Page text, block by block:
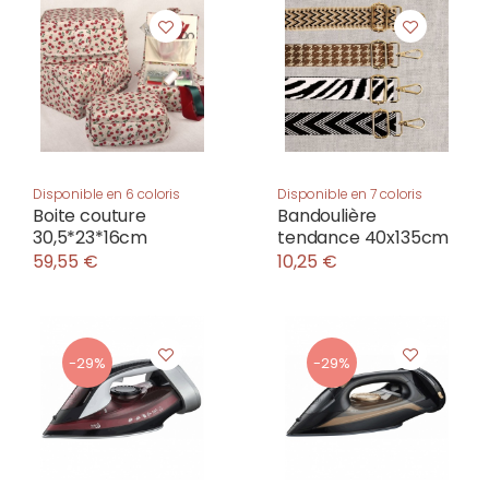
Disponible en 6 coloris
Boite couture
30,5*23*16cm
59,55 €
Disponible en 7 coloris
Bandoulière
tendance 40x135cm
10,25 €
-29% -29%